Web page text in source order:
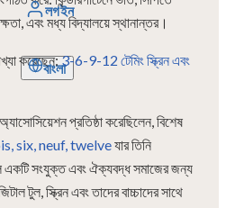
লগইন
বাংলা
এবং মধ্য বিদ্যালয়ে স্থানান্তর।
করেছেন:3-6-9-12 টেমিং স্ক্রিন এবং
প্রতিষ্ঠা করেছিলেন, বিশেষ
six, neuf, twelveযার তিনি
একটি সংযুক্ত এবং ঐক্যবদ্ধ সমাজের জন্য
টুল, স্ক্রিন এবং তাদের বাচ্চাদের সাথে